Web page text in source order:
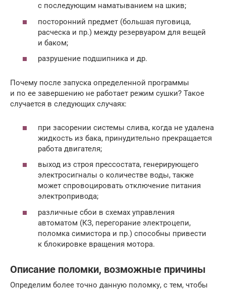
с последующим наматыванием на шкив;
посторонний предмет (большая пуговица,
расческа и пр.) между резервуаром для вещей
и баком;
разрушение подшипника и др.
Почему после запуска определенной программы
и по ее завершению не работает режим сушки? Такое
случается в следующих случаях:
при засорении системы слива, когда не удалена
жидкость из бака, принудительно прекращается
работа двигателя;
выход из строя прессостата, генерирующего
электросигналы о количестве воды, также
может спровоцировать отключение питания
электропривода;
различные сбои в схемах управления
автоматом (КЗ, перегорание электроцепи,
поломка симистора и пр.) способны привести
к блокировке вращения мотора.
Описание поломки, возможные причины
Определим более точно данную поломку, с тем, чтобы